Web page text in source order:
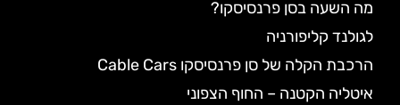
מה השעה בסן פרנסיסקו?
לגולנד קליפורניה
הרכבת הקלה של סן פרנסיסקו Cable Cars
איטליה הקטנה – החוף הצפוני